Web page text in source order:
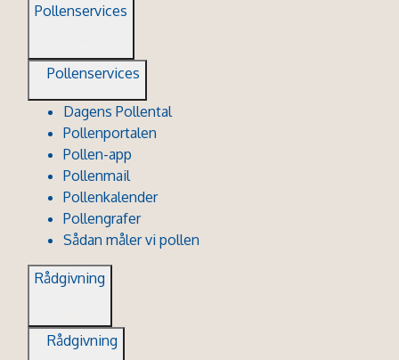
Pollenservices
Pollenservices
Dagens Pollental
Pollenportalen
Pollen-app
Pollenmail
Pollenkalender
Pollengrafer
Sådan måler vi pollen
Rådgivning
Rådgivning